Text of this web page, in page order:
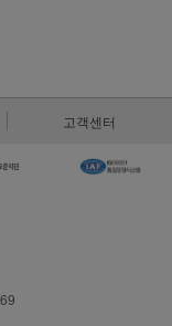
고객센터